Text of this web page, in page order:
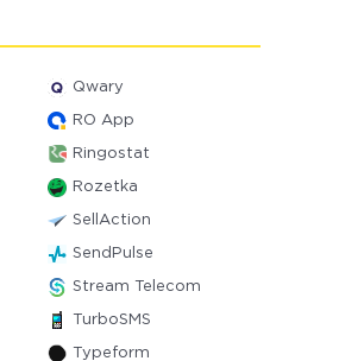
Qwary
RO App
Ringostat
Rozetka
SellAction
SendPulse
Stream Telecom
TurboSMS
Typeform